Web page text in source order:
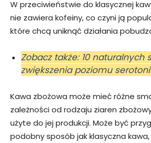
W przeciwieństwie do klasycznej
nie zawiera kofeiny, co czyni ją
które chcą uniknąć działania
Zobacz także: 10 naturalnych
zwiększenia poziomu
Kawa zbożowa może mieć różne
zależności od rodzaju ziaren
użyte do jej produkcji. Może być
podobny sposób jak klasyczna